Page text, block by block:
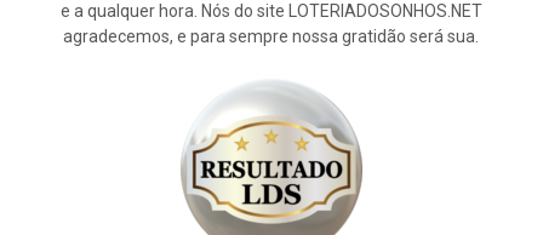
e a qualquer hora. Nós do site LOTERIADOSONHOS.NET
agradecemos, e para sempre nossa gratidão será sua.